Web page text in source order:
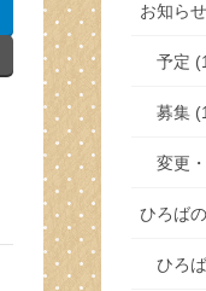
お知ら
予定
募集
変更
ひろば
ひろ